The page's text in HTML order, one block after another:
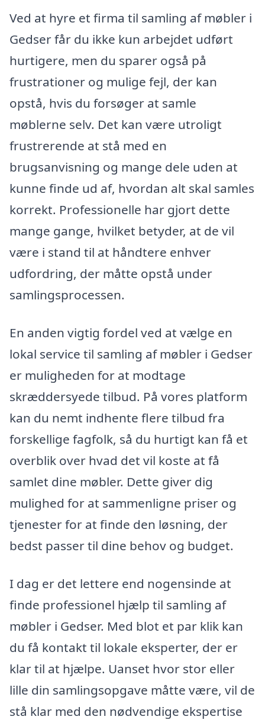
Ved at hyre et firma til samling af møbler i
Gedser får du ikke kun arbejdet udført
hurtigere, men du sparer også på
frustrationer og mulige fejl, der kan
opstå, hvis du forsøger at samle
møblerne selv. Det kan være utroligt
frustrerende at stå med en
brugsanvisning og mange dele uden at
kunne finde ud af, hvordan alt skal samles
korrekt. Professionelle har gjort dette
mange gange, hvilket betyder, at de vil
være i stand til at håndtere enhver
udfordring, der måtte opstå under
samlingsprocessen.
En anden vigtig fordel ved at vælge en
lokal service til samling af møbler i Gedser
er muligheden for at modtage
skræddersyede tilbud. På vores platform
kan du nemt indhente flere tilbud fra
forskellige fagfolk, så du hurtigt kan få et
overblik over hvad det vil koste at få
samlet dine møbler. Dette giver dig
mulighed for at sammenligne priser og
tjenester for at finde den løsning, der
bedst passer til dine behov og budget.
I dag er det lettere end nogensinde at
finde professionel hjælp til samling af
møbler i Gedser. Med blot et par klik kan
du få kontakt til lokale eksperter, der er
klar til at hjælpe. Uanset hvor stor eller
lille din samlingsopgave måtte være, vil de
stå klar med den nødvendige ekspertise